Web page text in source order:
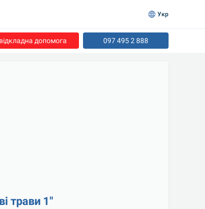
допомога 097 495 2 888
трави 1"
Укр